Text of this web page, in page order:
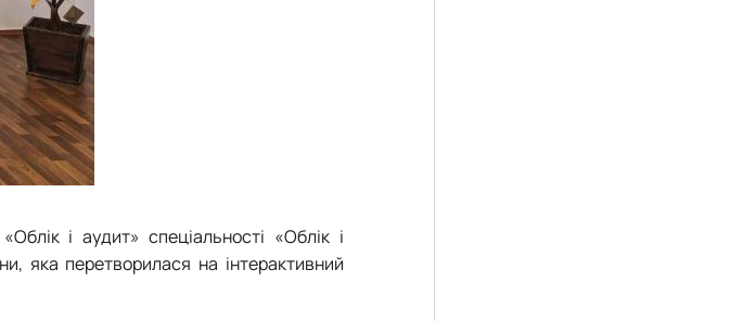
і аудит» спеціальності «Облік і
яка перетворилася на інтерактивний